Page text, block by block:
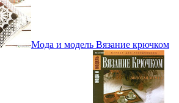
Мода и модель Вязание крючком